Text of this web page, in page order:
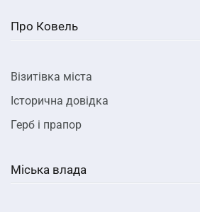
Про Ковель
Візитівка міста
Історична довідка
Герб і прапор
Міська влада